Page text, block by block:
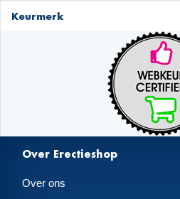
Keurmerk
Over Erectieshop
Over ons